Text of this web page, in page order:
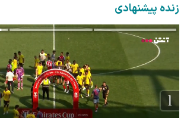
زنده پیشنهادی